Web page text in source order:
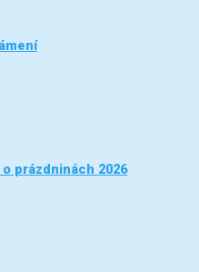
prázdninách 2026